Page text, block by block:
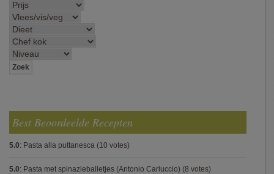
Best Beoordeelde Recepten
5.0: Pasta alla puttanesca (10 votes)
5.0: Pasta met spinazieballetjes (Antonio Carluccio) (8 votes)